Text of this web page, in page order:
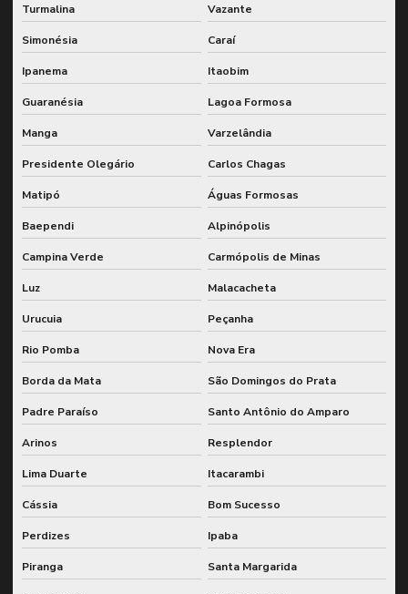
Turmalina Vazante
Simonésia Caraí
Ipanema Itaobim
Guaranésia Lagoa Formosa
Manga Varzelândia
Presidente Olegário Carlos Chagas
Matipó Águas Formosas
Baependi Alpinópolis
Campina Verde Carmópolis de Minas
Luz Malacacheta
Urucuia Peçanha
Rio Pomba Nova Era
Borda da Mata São Domingos do Prata
Padre Paraíso Santo Antônio do Amparo
Arinos Resplendor
Lima Duarte Itacarambi
Cássia Bom Sucesso
Perdizes Ipaba
Piranga Santa Margarida